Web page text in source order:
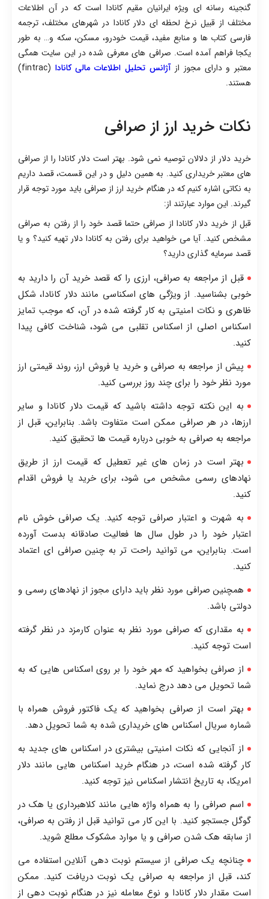
آبشده کمتر از کیلو
80,577,000 تومان
گرم نقره 925
373,421 تومان
گرم نقره 999
403,700 تومان
گنجینه رسانه ای ویژه ایرانیان مقیم کانادا است که در آن اطلاعات
مختلف از قبیل نرخ لحظه ای دلار کانادا در شهرهای مختلف، ترجمه
فارسی کتاب ها و منابع مفید، قیمت خودرو، مسکن، سکه و… به طور
یکجا فراهم آمده است. صرافی های معرفی شده در این سایت همگی
معتبر و دارای مجوز ازآژانس تحلیل اطلاعات مالی کانادا
(fintrac)
هستند.
نکات خرید ارز از صرافی
خرید دلار از دلالان توصیه نمی شود. بهتر است دلار کانادا را از صرافی
های معتبر خریداری کنید. به همین دلیل و در این قسمت، قصد داریم
به نکاتی اشاره کنیم که در هنگام خرید ارز از صرافی باید مورد توجه قرار
گیرند. این موارد عبارتند از:
قبل از خرید دلار کانادا از صرافی حتما قصد خود را از رفتن به صرافی
مشخص کنید. آیا می خواهید برای رفتن به کانادا دلار تهیه کنید؟ و یا
قصد سرمایه گذاری دارید؟
قبل از مراجعه به صرافی، ارزی را که قصد خرید آن را دارید به
خوبی بشناسید. از ویژگی های اسکناسی مانند دلار کانادا، شکل
ظاهری و نکات امنیتی به کار گرفته شده در آن، که موجب تمایز
اسکناس اصلی از اسکناس تقلبی می شود، شناخت کافی پیدا
کنید.
پیش از مراجعه به صرافی و خرید یا فروش ارز، روند قیمتی ارز
مورد نظر خود را برای چند روز بررسی کنید.
به این نکته توجه داشته باشید که قیمت دلار کانادا و سایر
ارزها، در هر صرافی ممکن است متفاوت باشد. بنابراین، قبل از
مراجعه به صرافی به خوبی درباره قیمت ها تحقیق کنید.
بهتر است در زمان های غیر تعطیل که قیمت ارز از طریق
نهادهای رسمی مشخص می شود، برای خرید یا فروش اقدام
کنید.
به شهرت و اعتبار صرافی توجه کنید. یک صرافی خوش نام
اعتبار خود را در طول سال ها فعالیت صادقانه بدست آورده
است. بنابراین، می توانید راحت تر به چنین صرافی ای اعتماد
کنید.
همچنین صرافی مورد نظر باید دارای مجوز از نهادهای رسمی و
دولتی باشد.
به مقداری که صرافی مورد نظر به عنوان کارمزد در نظر گرفته
است توجه کنید.
از صرافی بخواهید که مهر خود را بر روی اسکناس هایی که به
شما تحویل می دهد درج نماید.
بهتر است از صرافی بخواهید که یک فاکتور فروش همراه با
شماره سریال اسکناس های خریداری شده به شما تحویل دهد.
از آنجایی که نکات امنیتی بیشتری در اسکناس های جدید به
کار گرفته شده است، در هنگام خرید اسکناس هایی مانند دلار
امریکا، به تاریخ انتشار اسکناس نیز توجه کنید.
اسم صرافی را به همراه واژه هایی مانند کلاهبرداری یا هک در
گوگل جستجو کنید. با این کار می توانید قبل از رفتن به صرافی،
از سابقه هک شدن صرافی و یا موارد مشکوک مطلع شوید.
چنانچه یک صرافی از سیستم نوبت دهی آنلاین استفاده می
کند، قبل از مراجعه به صرافی یک نوبت دریافت کنید. ممکن
است مقدار دلار کانادا و نوع معامله نیز در هنگام نوبت دهی از